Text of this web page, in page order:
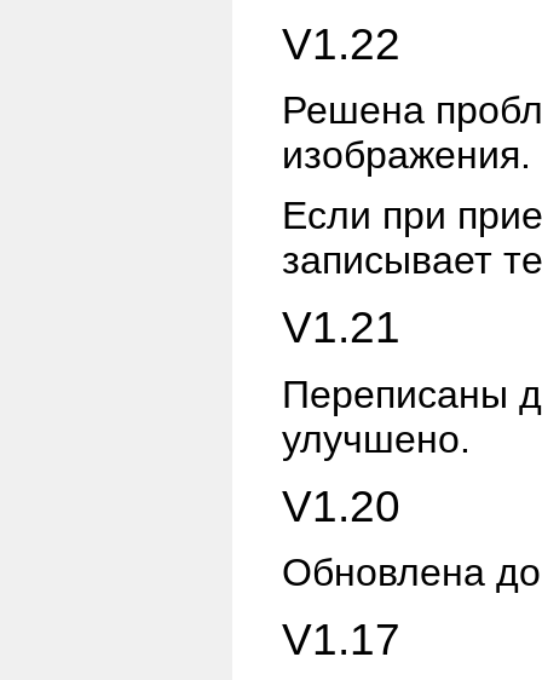
V1.22
Решена
изображения.
Если при
записывает
V1.21
Переписаны
улучшено.
V1.20
Обновлена
V1.17